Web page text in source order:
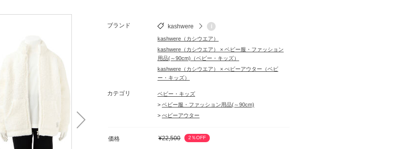
ブランド kashwere i
kashwere（カシウエア）
kashwere（カシウエア） × ベビー服・ファッション
用品(～90cm)（ベビー・キッズ）
kashwere（カシウエア） × べビーアウター（ベビ
ー・キッズ）
カテゴリ
ベビー・キッズ
> ベビー服・ファッション用品(～90cm)
> べビーアウター
価格 ¥22,500 2％OFF